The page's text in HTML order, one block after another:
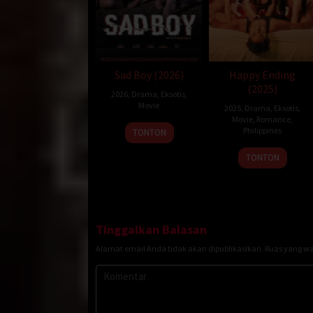
Sad Boy (2026)
2026, Drama Eksotis,
Movie
TONTON
Happy Ending
(2025)
2025, Drama Eksotis,
Movie, Romance,
Philippines
22
Dec
Topel
Lee
TONTON
Tinggalkan Balasan
Alamat email Anda tidak akan dipublikasikan. Ruas yang